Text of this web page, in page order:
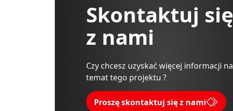
Skontaktuj się
z nami
Czy chcesz uzyskać więcej informacji na
temat tego projektu ?
Proszę skontaktuj się z nami